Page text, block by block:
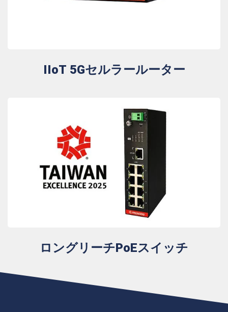
IIoT 5Gセルラールーター
ロングリーチPoEスイッチ